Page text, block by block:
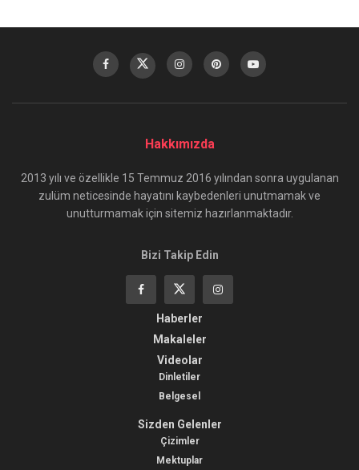
Hakkımızda
2013 yılı ve özellikle 15 Temmuz 2016 yılından sonra uygulanan
zulüm neticesinde hayatını kaybedenleri unutmamak ve
unutturmamak için sitemiz hazırlanmaktadır.
Bizi Takip Edin
Haberler
Makaleler
Videolar
Dinletiler
Belgesel
Sizden Gelenler
Çizimler
Mektuplar